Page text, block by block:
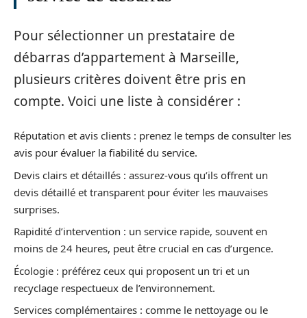
Pour sélectionner un prestataire de
débarras d’appartement à Marseille,
plusieurs critères doivent être pris en
compte. Voici une liste à considérer :
Réputation et avis clients : prenez le temps de consulter les
avis pour évaluer la fiabilité du service.
Devis clairs et détaillés : assurez-vous qu’ils offrent un
devis détaillé et transparent pour éviter les mauvaises
surprises.
Rapidité d’intervention : un service rapide, souvent en
moins de 24 heures, peut être crucial en cas d’urgence.
Écologie : préférez ceux qui proposent un tri et un
recyclage respectueux de l’environnement.
Services complémentaires : comme le nettoyage ou le